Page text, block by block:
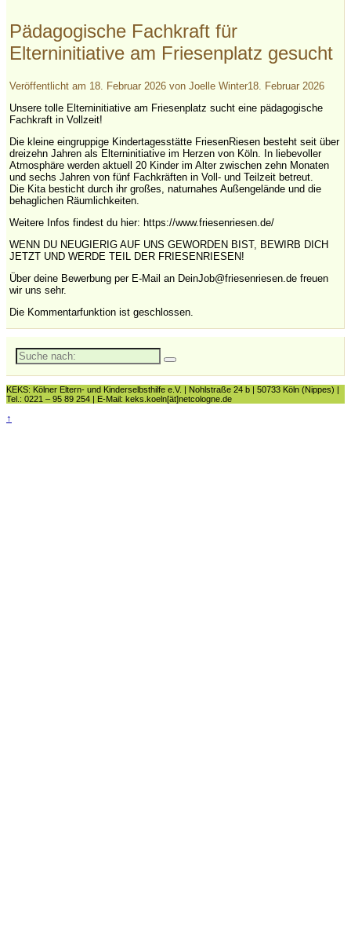
Pädagogische Fachkraft für
Elterninitiative am Friesenplatz gesucht
Veröffentlicht am 18. Februar 2026 vonJoelle Winter18. Februar 2026
Unsere tolle Elterninitiative am Friesenplatz sucht eine pädagogische
Fachkraft in Vollzeit!
Die kleine eingruppige Kindertagesstätte FriesenRiesen besteht seit über
dreizehn Jahren als Elterninitiative im Herzen von Köln. In liebevoller
Atmosphäre werden aktuell 20 Kinder im Alter zwischen zehn Monaten
und sechs Jahren von fünf Fachkräften in Voll- und Teilzeit betreut.
Die Kita besticht durch ihr großes, naturnahes Außengelände und die
behaglichen Räumlichkeiten.
Weitere Infos findest du hier: https://www.friesenriesen.de/
WENN DU NEUGIERIG AUF UNS GEWORDEN BIST, BEWIRB DICH
JETZT UND WERDE TEIL DER FRIESENRIESEN!
Über deine Bewerbung per E-Mail an DeinJob@friesenriesen.de freuen
wir uns sehr.
Die Kommentarfunktion ist geschlossen.
Suche
nach:
KEKS: Kölner Eltern- und Kinderselbsthilfe e.V. | Nohlstraße 24 b | 50733 Köln (Nippes) |
Tel.: 0221 – 95 89 254 | E-Mail: keks.koeln[ät]netcologne.de
↑